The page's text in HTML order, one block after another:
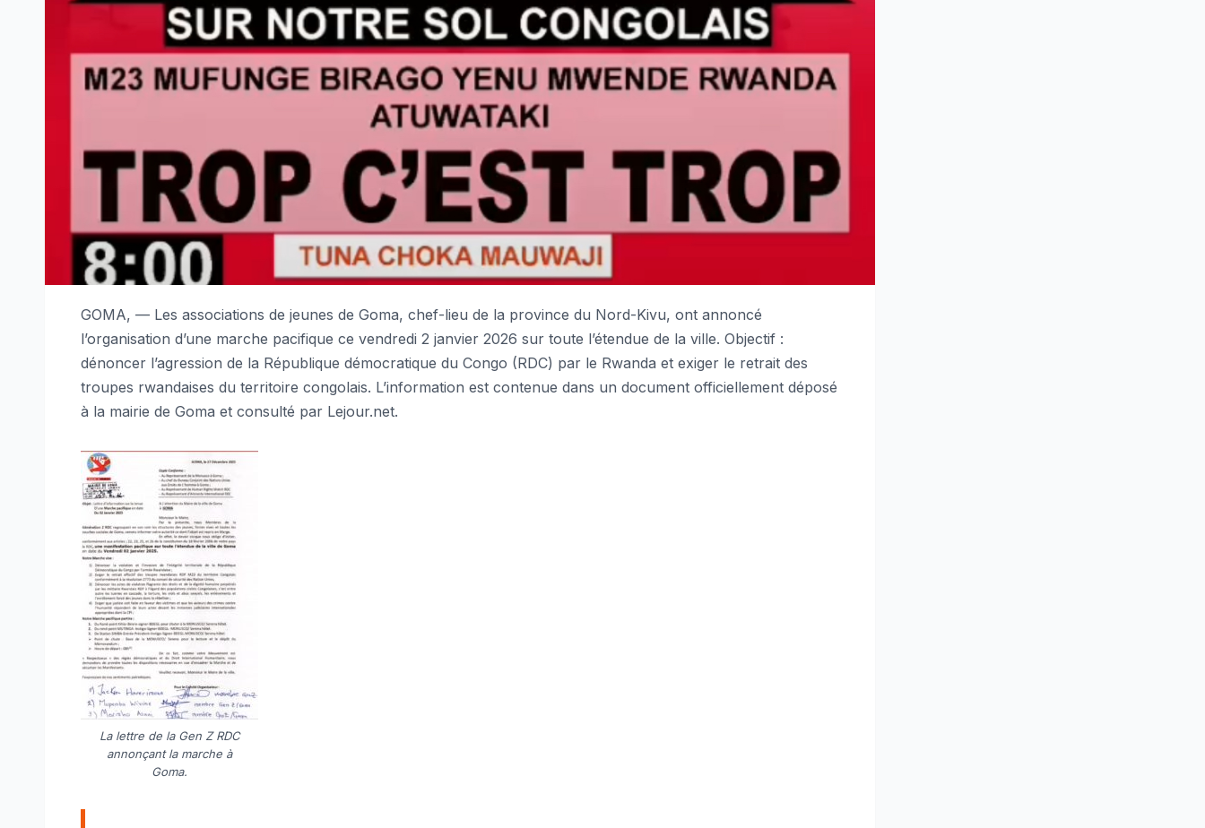
GOMA, — Les associations de jeunes de Goma, chef-lieu de la province du Nord-Kivu, ont annoncé
l’organisation d’une marche pacifique ce vendredi 2 janvier 2026 sur toute l’étendue de la ville. Objectif :
dénoncer l’agression de la République démocratique du Congo (RDC) par le Rwanda et exiger le retrait des
troupes rwandaises du territoire congolais. L’information est contenue dans un document officiellement déposé
à la mairie de Goma et consulté par Lejour.net.
La lettre de la Gen Z RDC
annonçant la marche à
Goma.